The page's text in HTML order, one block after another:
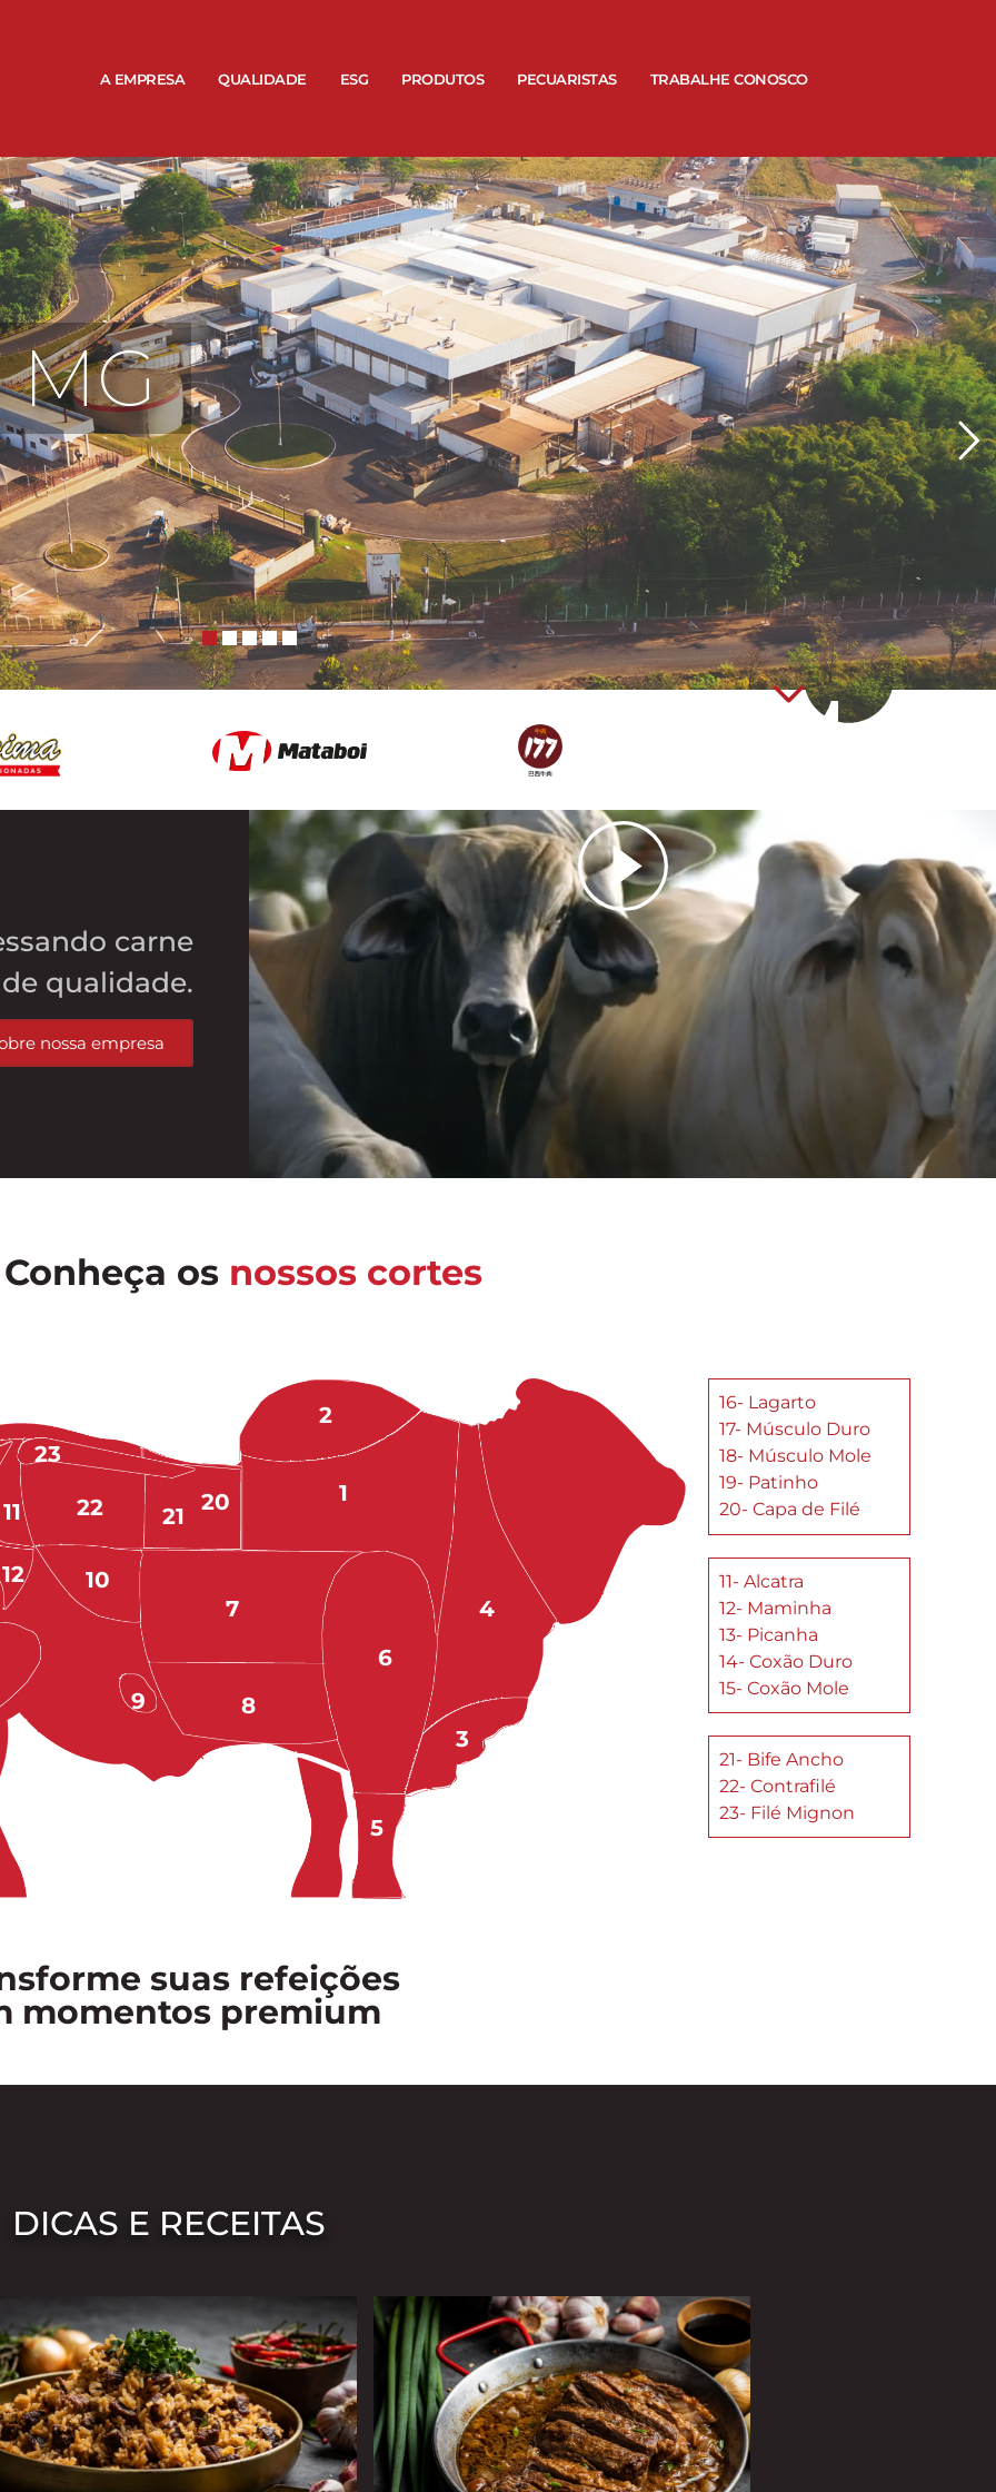
A EMPRESA QUALIDADE ESG PRODUTOS PECUARISTAS TRABALHE CONOSCO
MG
carne
qualidade.
nossa empresa
Conheça os nossos cortes
1
2
3
4
5
6
7
8
9
10
11
12
20
21
22
23
16- Lagarto
17- Músculo Duro
18- Músculo Mole
19- Patinho
20- Capa de Filé
11- Alcatra
12- Maminha
13- Picanha
14- Coxão Duro
15- Coxão Mole
21- Bife Ancho
22- Contrafilé
23- Filé Mignon
suas refeições
momentos premium
DICAS E RECEITAS